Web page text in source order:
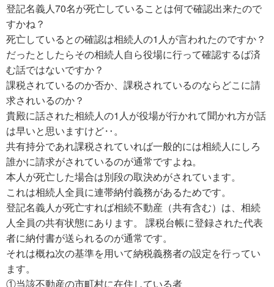
登記名義人70名が死亡していることは何で確認出来たので
すかね？
死亡しているとの確認は相続人の1人が言われたのですか？
だったとしたらその相続人自ら役場に行って確認するば済
む話ではないですか？
課税されているのか否か、課税されているのならどこに請
求されいるのか？
貴殿に話された相続人の1人が役場が行かれて聞かれ方が話
は早いと思いますけど‥。
共有持分であれ課税されていれば一般的には相続人にしろ
誰かに請求がされているのが通常ですよね。
本人が死亡した場合は別段の取決めがされています。
これは相続人全員に連帯納付義務があるためです。
登記名義人が死亡すれば相続不動産（共有含む）は、相続
人全員の共有状態にあります。 課税台帳に登録された代表
者に納付書が送られるのが通常です。
それは概ね次の基準を用いて納税義務者の設定を行ってい
ます。
①当該不動産の市町村に在住している者